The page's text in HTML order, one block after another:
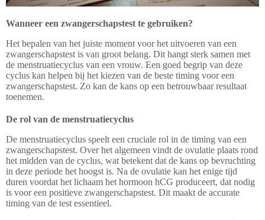
Wanneer een zwangerschapstest te gebruiken?
Het bepalen van het juiste moment voor het uitvoeren van een
zwangerschapstest is van groot belang. Dit hangt sterk samen met
de menstruatiecyclus van een vrouw. Een goed begrip van deze
cyclus kan helpen bij het kiezen van de beste timing voor een
zwangerschapstest. Zo kan de kans op een betrouwbaar resultaat
toenemen.
De rol van de menstruatiecyclus
De menstruatiecyclus speelt een cruciale rol in de timing van een
zwangerschapstest. Over het algemeen vindt de ovulatie plaats rond
het midden van de cyclus, wat betekent dat de kans op bevruchting
in deze periode het hoogst is. Na de ovulatie kan het enige tijd
duren voordat het lichaam het hormoon hCG produceert, dat nodig
is voor een positieve zwangerschapstest. Dit maakt de accurate
timing van de test essentieel.